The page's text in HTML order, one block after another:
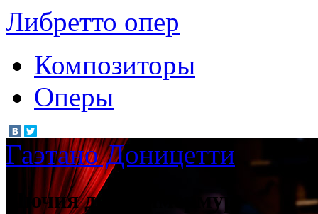
Либретто опер
Композиторы
Оперы
Гаэтано Доницетти
Лючия ди Ламмермур